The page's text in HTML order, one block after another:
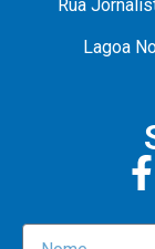
Rua
Lagoa